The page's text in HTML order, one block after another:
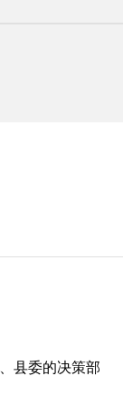
县委的决策部